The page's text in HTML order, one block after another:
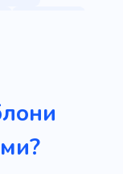
Театр